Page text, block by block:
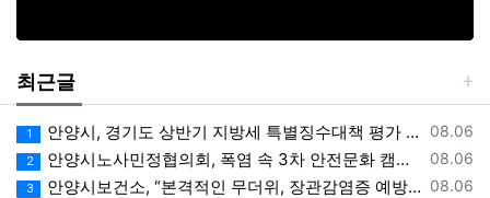
최근글
등록일
08.06
1 안양시, 경기도 상반기 지방세 특별징수대책 평가 ‘우수상’
등록일
08.06
2 안양시노사민정협의회, 폭염 속 3차 안전문화 캠페인 전개
등록일
08.06
3 안양시보건소, “본격적인 무더위, 장관감염증 예방에 각별한 주의 필요”